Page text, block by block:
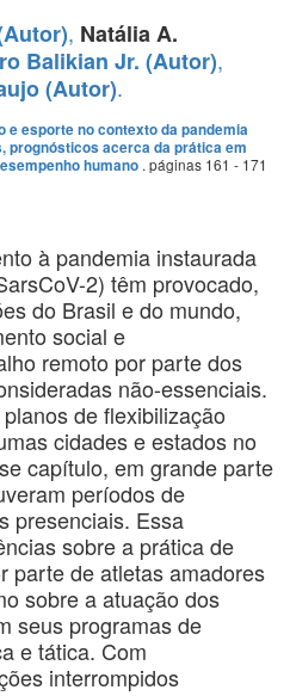
, Natália A.
Balikian Jr. (Autor),
(Autor).
esporte no contexto da pandemia
prognósticos acerca da prática em
humano . páginas 161 - 171
à pandemia instaurada
2) têm provocado,
do Brasil e do mundo,
social e
remoto por parte dos
não-essenciais.
de flexibilização
cidades e estados no
capítulo, em grande parte
períodos de
presenciais. Essa
sobre a prática de
parte de atletas amadores
sobre a atuação dos
seus programas de
e tática. Com
interrompidos